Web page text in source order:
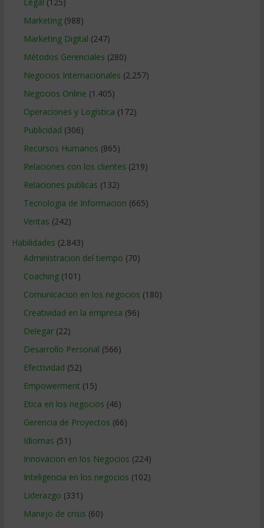
Marketing(988)
Marketing Digital (247)
Métodos Gerenciales (280)
Negocios Internacionales (2.257)
Negocios Online (1.405)
Operaciones y Logística (172)
Publicidad (306)
Recursos Humanos (865)
Relaciones con los clientes (219)
Relaciones publicas (132)
Tecnologia de Informacion (665)
Ventas (242)
Habilidades (2.843)
Administracion del tiempo (70)
Coaching(101)
Comunicacion en los negocios (180)
Creatividad en la empresa (96)
Delegar(22)
Desarrollo Personal (566)
Efectividad (52)
Empowerment (15)
Etica en los negocios (46)
Gerencia de Proyectos (66)
Idiomas (51)
Innovacion en los Negocios (224)
Inteligencia en los negocios (102)
Liderazgo (331)
Manejo de crisis (60)